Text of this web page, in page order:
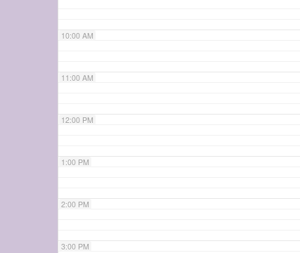
10:00 AM
11:00 AM
12:00 PM
1:00 PM
2:00 PM
3:00 PM